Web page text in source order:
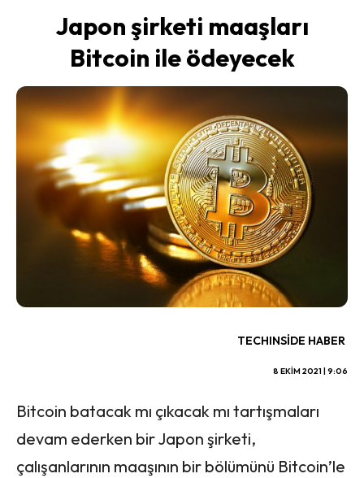
Japon şirketi maaşları
Bitcoin ile ödeyecek
TECHINSIDE HABER
8 EKIM 2021 | 9:06
Bitcoin batacak mı çıkacak mı tartışmaları
devam ederken bir Japon şirketi,
çalışanlarının maaşının bir bölümünü Bitcoin’le